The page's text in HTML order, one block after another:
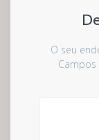
O seu